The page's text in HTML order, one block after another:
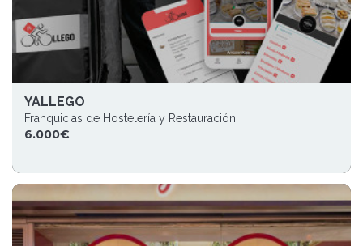
YALLEGO
Franquicias de Hostelería y Restauración
6.000€